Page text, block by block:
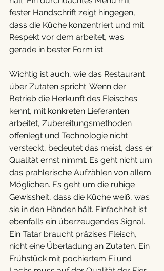
fester Handschrift zeigt hingegen,
dass die Küche konzentriert und mit
Respekt vor dem arbeitet, was
gerade in bester Form ist.
Wichtig ist auch, wie das Restaurant
über Zutaten spricht. Wenn der
Betrieb die Herkunft des Fleisches
kennt, mit konkreten Lieferanten
arbeitet, Zubereitungsmethoden
offenlegt und Technologie nicht
versteckt, bedeutet das meist, dass er
Qualität ernst nimmt. Es geht nicht um
das prahlerische Aufzählen von allem
Möglichen. Es geht um die ruhige
Gewissheit, dass die Küche weiß, was
sie in den Händen hält. Einfachheit ist
ebenfalls ein überzeugendes Signal.
Ein Tatar braucht präzises Fleisch,
nicht eine Überladung an Zutaten. Ein
Frühstück mit pochiertem Ei und